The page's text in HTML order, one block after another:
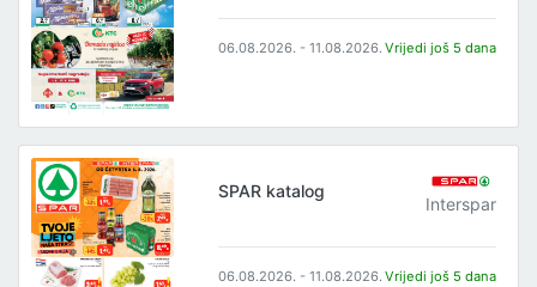
06.08.2026. - 11.08.2026. Vrijedi još 5 dana
SPAR katalog
Interspar
06.08.2026. - 11.08.2026. Vrijedi još 5 dana